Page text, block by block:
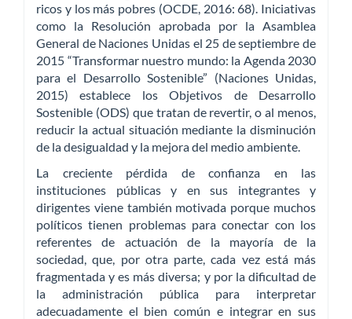
ricos y los más pobres (OCDE, 2016: 68). Iniciativas
como la Resolución aprobada por la Asamblea
General de Naciones Unidas el 25 de septiembre de
2015 “Transformar nuestro mundo: la Agenda 2030
para el Desarrollo Sostenible” (Naciones Unidas,
2015) establece los Objetivos de Desarrollo
Sostenible (ODS) que tratan de revertir, o al menos,
reducir la actual situación mediante la disminución
de la desigualdad y la mejora del medio ambiente.
La creciente pérdida de confianza en las
instituciones públicas y en sus integrantes y
dirigentes viene también motivada porque muchos
políticos tienen problemas para conectar con los
referentes de actuación de la mayoría de la
sociedad, que, por otra parte, cada vez está más
fragmentada y es más diversa; y por la dificultad de
la administración pública para interpretar
adecuadamente el bien común e integrar en sus